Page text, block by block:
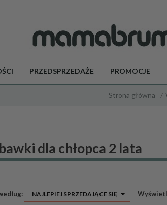
PRZEDSPRZEDAŻE PROMOCJE
Strona główna
dla chłopca 2 lata
sortNAJLEPIEJ SPRZEDAJĄCE SIĘ